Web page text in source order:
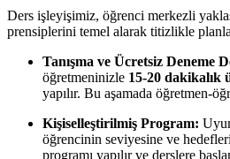
Ders işleyişimiz, öğrenci merkezli
prensiplerini temel alarak titizlikle
Tanışma ve Ücretsiz Deneme
öğretmeninizle 15-20 dakikalık
yapılır. Bu aşamada öğretmen-
Kişiselleştirilmiş Program:
öğrencinin seviyesine ve
programı yapılır ve derslere